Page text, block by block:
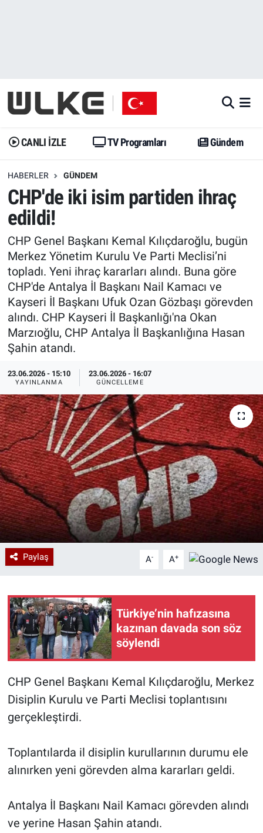
CANLI İZLE TV Programları Gündem
HABERLER GÜNDEM
CHP'de iki isim partiden ihraç
edildi!
CHP Genel Başkanı Kemal Kılıçdaroğlu, bugün
Merkez Yönetim Kurulu Ve Parti Meclisi’ni
topladı. Yeni ihraç kararları alındı. Buna göre
CHP'de Antalya İl Başkanı Nail Kamacı ve
Kayseri İl Başkanı Ufuk Ozan Gözbaşı görevden
alındı. CHP Kayseri İl Başkanlığı'na Okan
Marzıoğlu, CHP Antalya İl Başkanlığına Hasan
Şahin atandı.
23.06.2026 - 15:10
YAYINLANMA
23.06.2026 - 16:07
GÜNCELLEME
Paylaş A- A+
Türkiye’nin hafızasına
kazınan davada son söz
söylendi
CHP Genel Başkanı Kemal Kılıçdaroğlu, Merkez
Disiplin Kurulu ve Parti Meclisi toplantısını
gerçekleştirdi.
Toplantılarda il disiplin kurullarının durumu ele
alınırken yeni görevden alma kararları geldi.
Antalya İl Başkanı Nail Kamacı görevden alındı
ve yerine Hasan Şahin atandı.
Gündem
Dünya
Erişim Bilgileri
Ekonomi
Trend
Özel Haberler
Yazarlar
Gündem
Trend
Erişim Bilgileri
Spor
Ekonomi
Dünya
Medya
Özel Haberler
Kadın
Erişim Bilgileri
Sağlık
Teknoloji
Ramazan
İstanbul Namaz Vakitleri
Trafik Durumu
Erişim Bilgileri
Tüm Manşetler
Son Dakika Haberleri
Haber Arşivi